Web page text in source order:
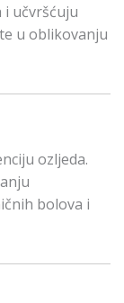
i učvršćuju
u oblikovanju
ozljeda.
bolova i